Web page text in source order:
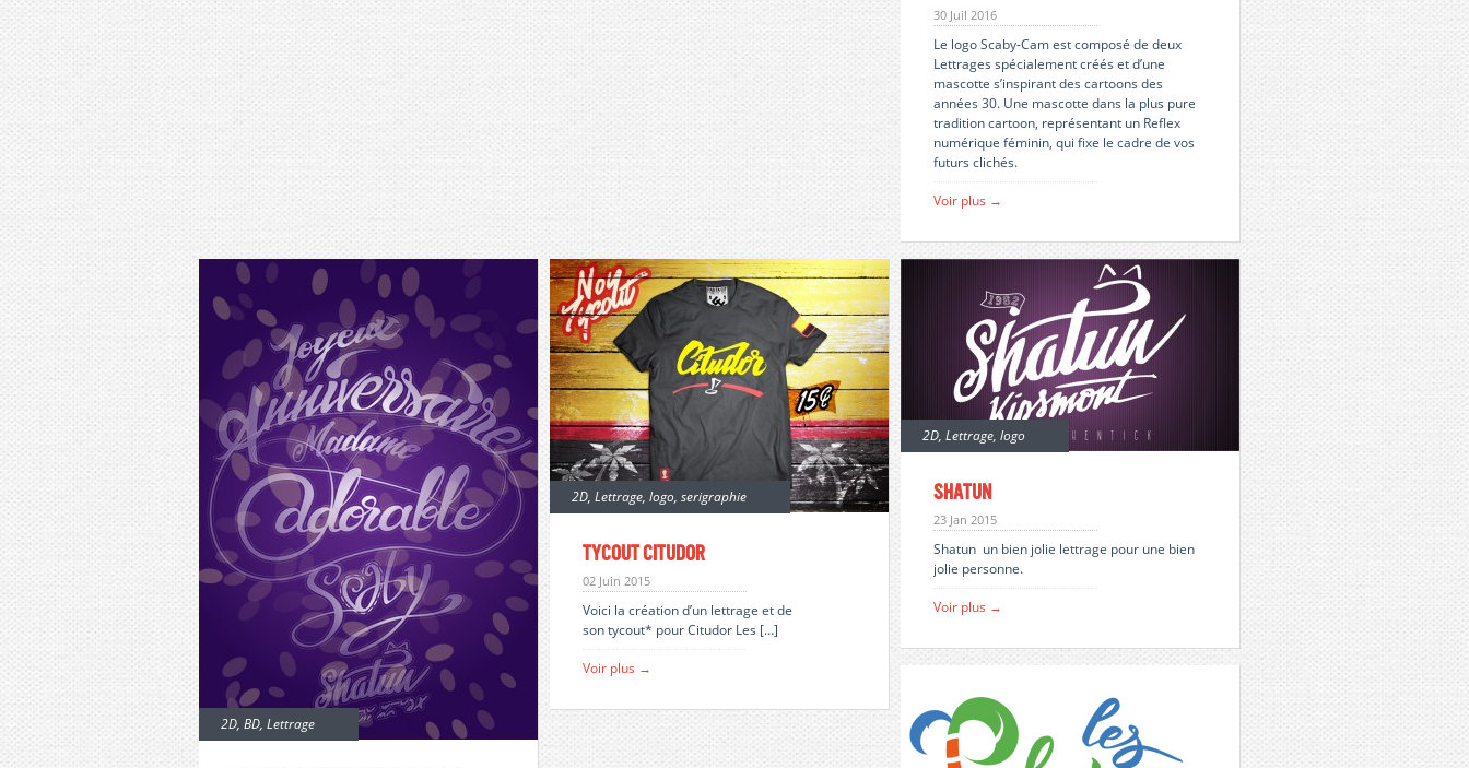
30 Juil 2016
Le logo Scaby-Cam est composé de deux
Lettrages spécialement créés et d’une
mascotte s’inspirant des cartoons des
années 30. Une mascotte dans la plus pure
tradition cartoon, représentant un Reflex
numérique féminin, qui fixe le cadre de vos
futurs clichés.
Voir plus →
2D, BD, Lettrage
2D, Lettrage, logo, serigraphie
Tycout Citudor
02 Juin 2015
Voici la création d’un lettrage et de
son tycout* pour Citudor Les […]
Voir plus →
2D, Lettrage, logo
Shatun
23 Jan 2015
Shatun un bien jolie lettrage pour une bien
jolie personne.
Voir plus →